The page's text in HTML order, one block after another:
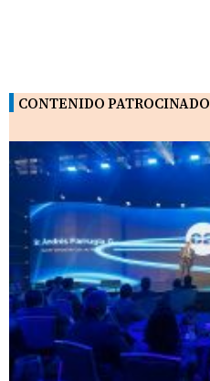
CONTENIDO PATROCINADO